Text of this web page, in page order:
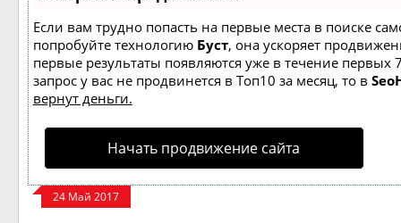
Если вам трудно попасть на первые места в поиске
попробуйте технологию Буст, она ускоряет
первые результаты появляются уже в течение первых
запрос у вас не продвинется в Топ10 за месяц, то в
вернут деньги.
Начать продвижение сайта
24 Май 2017